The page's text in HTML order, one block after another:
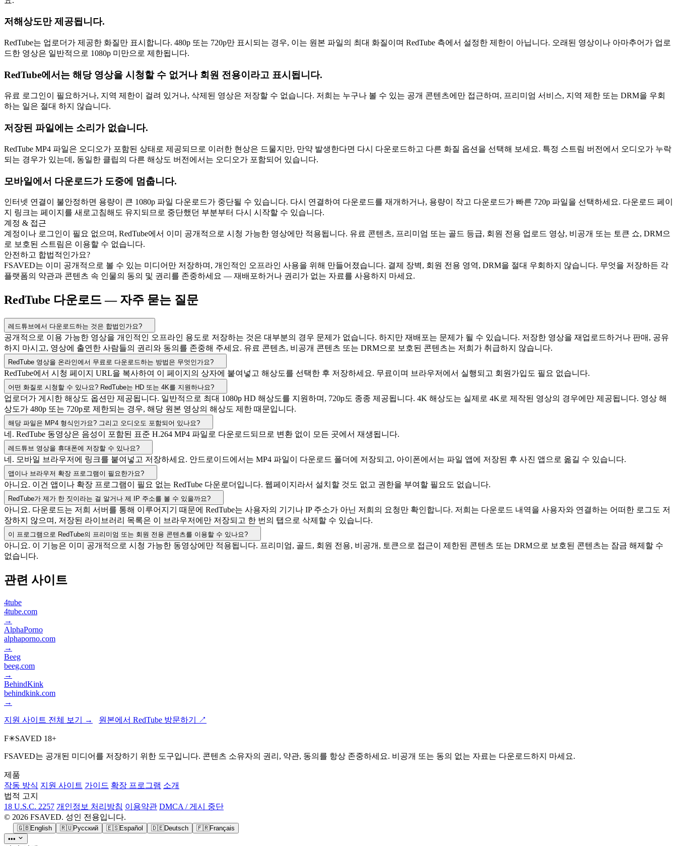
저해상도만 제공됩니다.
RedTube는 업로더가 제공한 화질만 표시합니다. 480p 또는 720p만 표시되는 경우, 이는 원본 파일의 최대 화질이며 RedTube 측에서 설정한 제한이 아닙니다. 오래된 영상이나 아마추어가 업로
드한 영상은 일반적으로 1080p 미만으로 제한됩니다.
RedTube에서는 해당 영상을 시청할 수 없거나 회원 전용이라고 표시됩니다.
유료 로그인이 필요하거나, 지역 제한이 걸려 있거나, 삭제된 영상은 저장할 수 없습니다. 저희는 누구나 볼 수 있는 공개 콘텐츠에만 접근하며, 프리미엄 서비스, 지역 제한 또는 DRM을 우회
하는 일은 절대 하지 않습니다.
저장된 파일에는 소리가 없습니다.
RedTube MP4 파일은 오디오가 포함된 상태로 제공되므로 이러한 현상은 드물지만, 만약 발생한다면 다시 다운로드하고 다른 화질 옵션을 선택해 보세요. 특정 스트림 버전에서 오디오가 누락
되는 경우가 있는데, 동일한 클립의 다른 해상도 버전에서는 오디오가 포함되어 있습니다.
모바일에서 다운로드가 도중에 멈춥니다.
인터넷 연결이 불안정하면 용량이 큰 1080p 파일 다운로드가 중단될 수 있습니다. 다시 연결하여 다운로드를 재개하거나, 용량이 작고 다운로드가 빠른 720p 파일을 선택하세요. 다운로드 페이
지 링크는 페이지를 새로고침해도 유지되므로 중단했던 부분부터 다시 시작할 수 있습니다.
계정 & 접근
계정이나 로그인이 필요 없으며, RedTube에서 이미 공개적으로 시청 가능한 영상에만 적용됩니다. 유료 콘텐츠, 프리미엄 또는 골드 등급, 회원 전용 업로드 영상, 비공개 또는 토큰 쇼, DRM으
로 보호된 스트림은 이용할 수 없습니다.
안전하고 합법적인가요?
FSAVED는 이미 공개적으로 볼 수 있는 미디어만 저장하며, 개인적인 오프라인 사용을 위해 만들어졌습니다. 결제 장벽, 회원 전용 영역, DRM을 절대 우회하지 않습니다. 무엇을 저장하든 각
플랫폼의 약관과 콘텐츠 속 인물의 동의 및 권리를 존중하세요 — 재배포하거나 권리가 없는 자료를 사용하지 마세요.
RedTube 다운로드 — 자주 묻는 질문
레드튜브에서 다운로드하는 것은 합법인가요?
공개적으로 이용 가능한 영상을 개인적인 오프라인 용도로 저장하는 것은 대부분의 경우 문제가 없습니다. 하지만 재배포는 문제가 될 수 있습니다. 저장한 영상을 재업로드하거나 판매, 공유
하지 마시고, 영상에 출연한 사람들의 권리와 동의를 존중해 주세요. 유료 콘텐츠, 비공개 콘텐츠 또는 DRM으로 보호된 콘텐츠는 저희가 취급하지 않습니다.
RedTube 영상을 온라인에서 무료로 다운로드하는 방법은 무엇인가요?
RedTube에서 시청 페이지 URL을 복사하여 이 페이지의 상자에 붙여넣고 해상도를 선택한 후 저장하세요. 무료이며 브라우저에서 실행되고 회원가입도 필요 없습니다.
어떤 화질로 시청할 수 있나요? RedTube는 HD 또는 4K를 지원하나요?
업로더가 게시한 해상도 옵션만 제공됩니다. 일반적으로 최대 1080p HD 해상도를 지원하며, 720p도 종종 제공됩니다. 4K 해상도는 실제로 4K로 제작된 영상의 경우에만 제공됩니다. 영상 해
상도가 480p 또는 720p로 제한되는 경우, 해당 원본 영상의 해상도 제한 때문입니다.
해당 파일은 MP4 형식인가요? 그리고 오디오도 포함되어 있나요?
네. RedTube 동영상은 음성이 포함된 표준 H.264 MP4 파일로 다운로드되므로 변환 없이 모든 곳에서 재생됩니다.
레드튜브 영상을 휴대폰에 저장할 수 있나요?
네. 모바일 브라우저에 링크를 붙여넣고 저장하세요. 안드로이드에서는 MP4 파일이 다운로드 폴더에 저장되고, 아이폰에서는 파일 앱에 저장된 후 사진 앱으로 옮길 수 있습니다.
앱이나 브라우저 확장 프로그램이 필요한가요?
아니요. 이건 앱이나 확장 프로그램이 필요 없는 RedTube 다운로더입니다. 웹페이지라서 설치할 것도 없고 권한을 부여할 필요도 없습니다.
RedTube가 제가 한 짓이라는 걸 알거나 제 IP 주소를 볼 수 있을까요?
아니요. 다운로드는 저희 서버를 통해 이루어지기 때문에 RedTube는 사용자의 기기나 IP 주소가 아닌 저희의 요청만 확인합니다. 저희는 다운로드 내역을 사용자와 연결하는 어떠한 로그도 저
장하지 않으며, 저장된 라이브러리 목록은 이 브라우저에만 저장되고 한 번의 탭으로 삭제할 수 있습니다.
이 프로그램으로 RedTube의 프리미엄 또는 회원 전용 콘텐츠를 이용할 수 있나요?
아니요. 이 기능은 이미 공개적으로 시청 가능한 동영상에만 적용됩니다. 프리미엄, 골드, 회원 전용, 비공개, 토큰으로 접근이 제한된 콘텐츠 또는 DRM으로 보호된 콘텐츠는 잠금 해제할 수
없습니다.
관련 사이트
4tube
4tube.com
→
AlphaPorno
alphaporno.com
→
Beeg
beeg.com
→
BehindKink
behindkink.com
→
지원 사이트 전체 보기 → 원본에서 RedTube 방문하기 ↗
F✳SAVED 18+
FSAVED는 공개된 미디어를 저장하기 위한 도구입니다. 콘텐츠 소유자의 권리, 약관, 동의를 항상 존중하세요. 비공개 또는 동의 없는 자료는 다운로드하지 마세요.
제품
작동 방식 지원 사이트 가이드 확장 프로그램 소개
법적 고지
18 U.S.C. 2257 개인정보 처리방침 이용약관 DMCA / 게시 중단
© 2026 FSAVED. 성인 전용입니다.
🇬🇧English 🇷🇺Русский 🇪🇸Español 🇩🇪Deutsch 🇫🇷Français
•••